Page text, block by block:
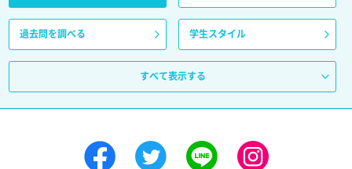
過去問を調べる 学生スタイル
すべて表示する